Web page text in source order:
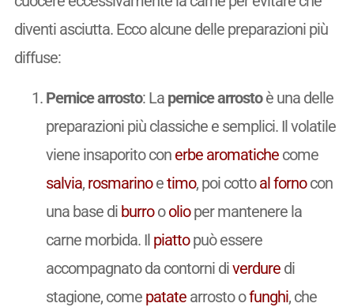
diventi asciutta. Ecco alcune delle preparazioni più
diffuse:
Pernice arrosto: La pernice arrostoè una delle
preparazioni più classiche e semplici. Il volatile
viene insaporito con erbe aromatichecome
salvia, rosmarinoetimo, poi cottoal fornocon
una base di burrooolioper mantenere la
carne morbida. Il piattopuò essere
accompagnato da contorni diverduredi
stagione, come patatearrosto ofunghi, che